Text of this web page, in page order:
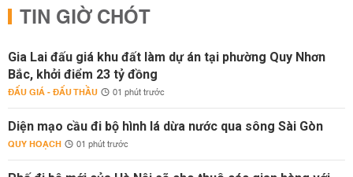
TIN GIỜ CHÓT
Gia Lai đấu giá khu đất làm dự án tại phường Quy Nhơn
Bắc, khởi điểm 23 tỷ đồng
ĐẤU GIÁ - ĐẤU THẦU 01 phút trước
Diện mạo cầu đi bộ hình lá dừa nước qua sông Sài Gòn
QUY HOẠCH 01 phút trước